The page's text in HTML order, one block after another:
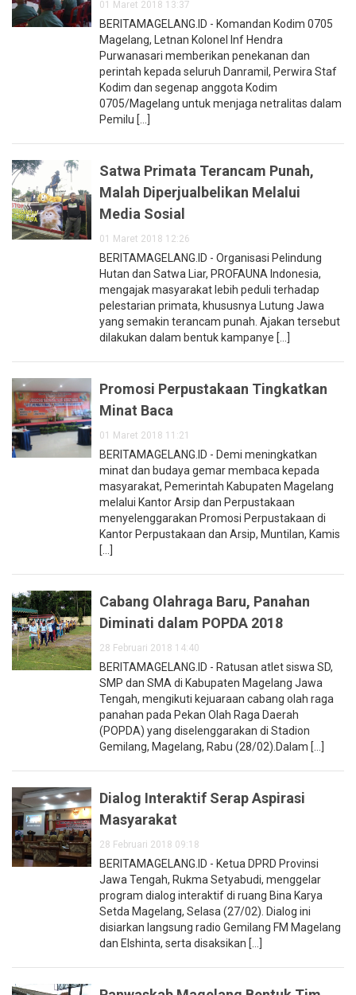
01 Maret 2018 13:37
BERITAMAGELANG.ID - Komandan Kodim 0705
Magelang, Letnan Kolonel Inf Hendra
Purwanasari memberikan penekanan dan
perintah kepada seluruh Danramil, Perwira Staf
Kodim dan segenap anggota Kodim
0705/Magelang untuk menjaga netralitas dalam
Pemilu [...]
Satwa Primata Terancam Punah,
Malah Diperjualbelikan Melalui
Media Sosial
01 Maret 2018 12:26
BERITAMAGELANG.ID - Organisasi Pelindung
Hutan dan Satwa Liar, PROFAUNA Indonesia,
mengajak masyarakat lebih peduli terhadap
pelestarian primata, khususnya Lutung Jawa
yang semakin terancam punah. Ajakan tersebut
dilakukan dalam bentuk kampanye [...]
Promosi Perpustakaan Tingkatkan
Minat Baca
01 Maret 2018 11:21
BERITAMAGELANG.ID - Demi meningkatkan
minat dan budaya gemar membaca kepada
masyarakat, Pemerintah Kabupaten Magelang
melalui Kantor Arsip dan Perpustakaan
menyelenggarakan Promosi Perpustakaan di
Kantor Perpustakaan dan Arsip, Muntilan, Kamis
[...]
Cabang Olahraga Baru, Panahan
Diminati dalam POPDA 2018
28 Februari 2018 14:40
BERITAMAGELANG.ID - Ratusan atlet siswa SD,
SMP dan SMA di Kabupaten Magelang Jawa
Tengah, mengikuti kejuaraan cabang olah raga
panahan pada Pekan Olah Raga Daerah
(POPDA) yang diselenggarakan di Stadion
Gemilang, Magelang, Rabu (28/02).Dalam [...]
Dialog Interaktif Serap Aspirasi
Masyarakat
28 Februari 2018 09:18
BERITAMAGELANG.ID - Ketua DPRD Provinsi
Jawa Tengah, Rukma Setyabudi, menggelar
program dialog interaktif di ruang Bina Karya
Setda Magelang, Selasa (27/02). Dialog ini
disiarkan langsung radio Gemilang FM Magelang
dan Elshinta, serta disaksikan [...]